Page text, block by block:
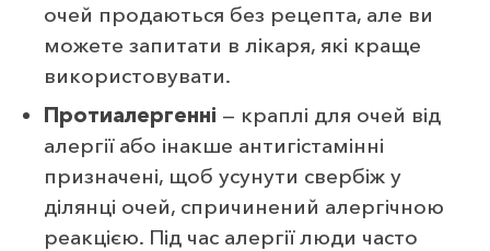
очей продаються без рецепта, але ви
можете запитати в лікаря, які краще
використовувати.
Протиалергенні — краплі для очей від
алергії або інакше антигістамінні
призначені, щоб усунути свербіж у
ділянці очей, спричинений алергічною
реакцією. Під час алергії люди часто